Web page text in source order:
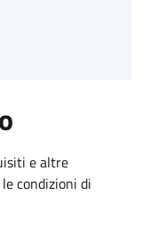
e altre
condizioni di